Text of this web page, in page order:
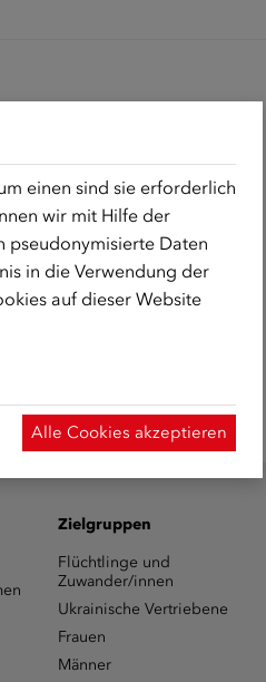
Zielgruppen
Flüchtlinge und
Zuwander/innen
Ukrainische Vertriebene
Frauen
Männer
einen sind sie erforderlich
wir mit Hilfe der
pseudonymisierte Daten
in die Verwendung der
auf dieser Website
Alle Cookies akzeptieren